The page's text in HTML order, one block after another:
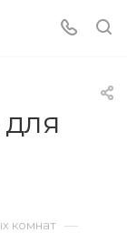
комнат —